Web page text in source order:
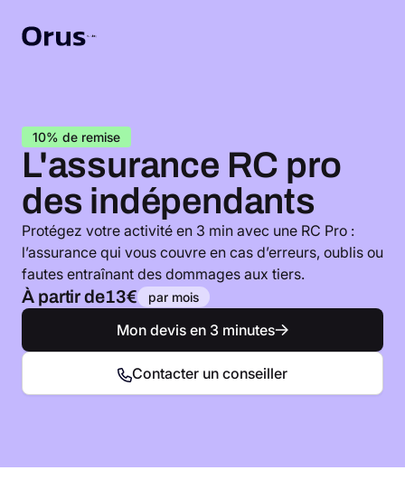
10% de remise
L'assurance RC pro
des indépendants
Protégez votre activité en 3 min avec une RC Pro :
l’assurance qui vous couvre en cas d’erreurs, oublis ou
fautes entraînant des dommages aux tiers.
À partir de13€ par mois
Mon devis en 3 minutes
Contacter un conseiller